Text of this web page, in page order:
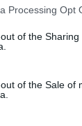
website/app
visit or usage
to Google
specified
Processing Opt
of the Sharing
of the Sale of